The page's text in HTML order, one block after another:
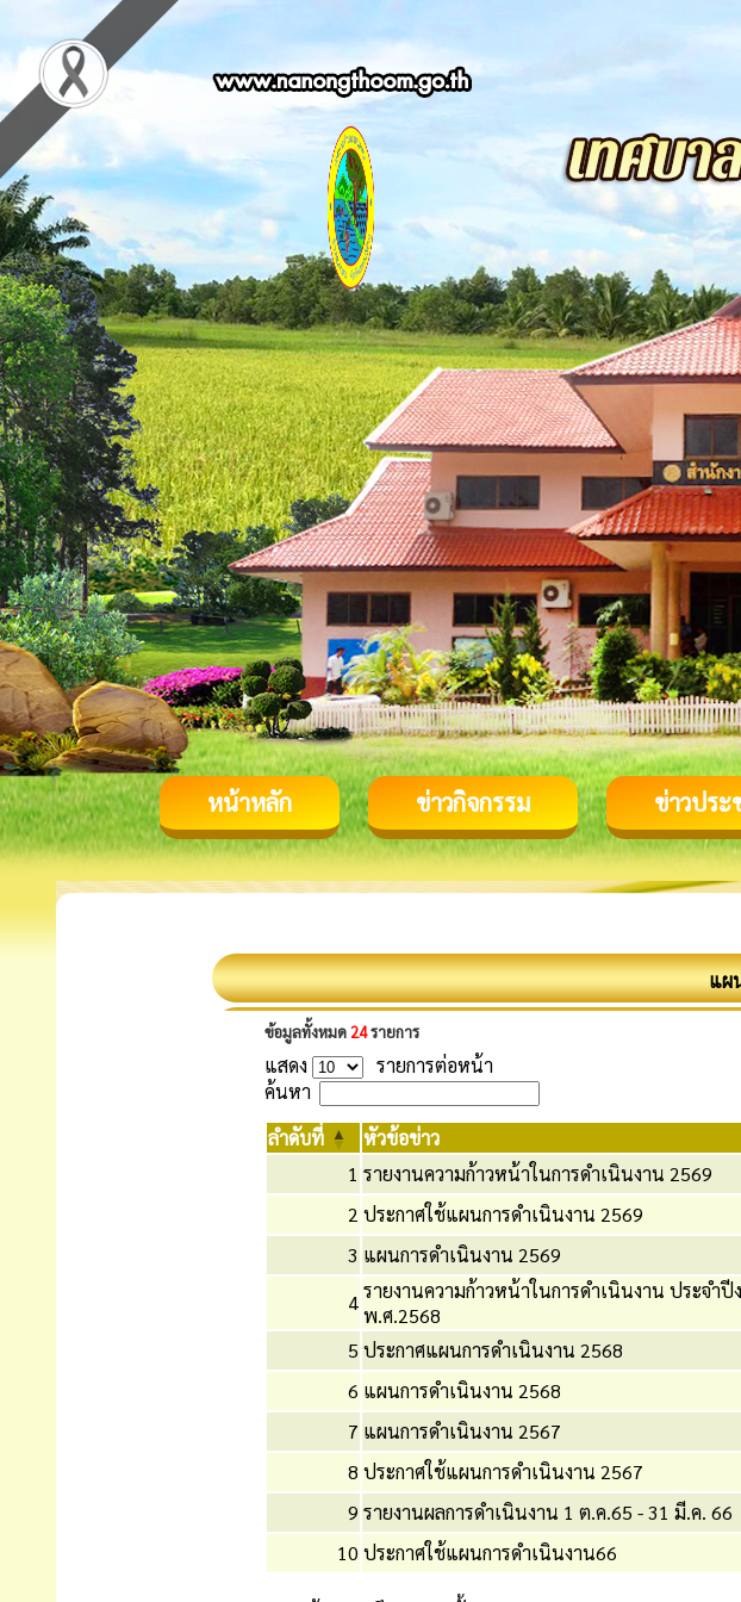
หน้าหลัก ข่าวกิจกรรม ข่าวปร
แผ
ข้อมูลทั้งหมด 24รายการ
แสดง
รายการต่อหน้า
ค้นหา
ลำดับที่
หัวข้อข่าว
1 รายงานความก้าวหน้าในการดำเนินงาน 2569
2 ประกาศใช้แผนการดำเนินงาน 2569
3 แผนการดำเนินงาน 2569
4รายงานความก้าวหน้าในการดำเนินงาน ประจำ
พ.ศ.2568
5 ประกาศแผนการดำเนินงาน 2568
6 แผนการดำเนินงาน 2568
7 แผนการดำเนินงาน 2567
8 ประกาศใช้แผนการดำเนินงาน 2567
9 รายงานผลการดำเนินงาน 1 ต.ค.65 - 31 มี.ค. 66
10 ประกาศใช้แผนการดำเนินงาน66